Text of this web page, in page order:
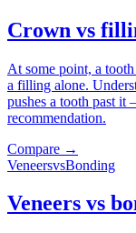
Crown vs
At some point, a
a filling alone.
pushes a tooth past it
recommendation.
Compare →
VeneersvsBonding
Veneers vs